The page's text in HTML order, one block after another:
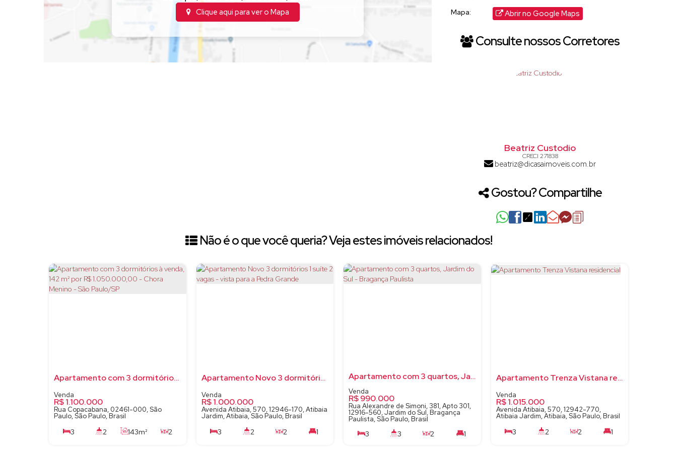
Clique aqui para ver o Mapa
Mapa:
Abrir no Google Maps
Consulte nossos Corretores
Beatriz Custodio
CRECI 271838
beatriz@dicasaimoveis.com.br
Gostou? Compartilhe
Não é o que você queria? Veja estes imóveis relacionados!
Apartamento com 3 dormitórios à venda, 142 m² por R$ 1.050.000,00 - Chora Menino - São Paulo/SP
R$1.100.000
Rua Copacabana, 02461-000, São
Paulo, São Paulo, Brasil
3 2 143m²
2
Apartamento Novo 3 dormitórios 1 suíte 2 vagas - vista para a Pedra Grande
R$1.000.000
Avenida Atibaia, 570, 12946-170, Atibaia
Jardim, Atibaia, São Paulo, Brasil
3 2 2
1
Apartamento com 3 quartos, Jardim do Sul - Bragança Paulista
R$990.000
Rua Alexandre de Simoni, 381, Apto 301,
12916-560, Jardim do Sul, Bragança
Paulista, São Paulo, Brasil
3 3 2
1
Apartamento Trenza Vistana residencial
R$1.015.000
Avenida Atibaia, 570, 12942-770,
Atibaia Jardim, Atibaia, São Paulo, Brasil
3 2 2
1